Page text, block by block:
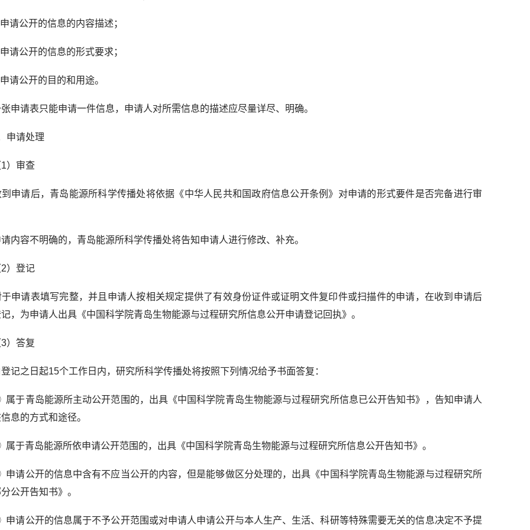
公开的信息的内容描述；
公开的信息的形式要求；
公开的目的和用途。
请表只能申请一件信息，申请人对所需信息的描述应尽量详尽、明确。
请处理
审查
请后，青岛能源所科学传播处将依据《中华人民共和国政府信息公开条例》对申请的形式要件是否完备进行审
容不明确的，青岛能源所科学传播处将告知申请人进行修改、补充。
登记
请表填写完整，并且申请人按相关规定提供了有效身份证件或证明文件复印件或扫描件的申请，在收到申请后
，为申请人出具《中国科学院青岛生物能源与过程研究所信息公开申请登记回执》。
答复
之日起15个工作日内，研究所科学传播处将按照下列情况给予书面答复：
青岛能源所主动公开范围的，出具《中国科学院青岛生物能源与过程研究所信息已公开告知书》，告知申请人
息的方式和途径。
青岛能源所依申请公开范围的，出具《中国科学院青岛生物能源与过程研究所信息公开告知书》。
公开的信息中含有不应当公开的内容，但是能够做区分处理的，出具《中国科学院青岛生物能源与过程研究所
公开告知书》。
公开的信息属于不予公开范围或对申请人申请公开与本人生产、生活、科研等特殊需要无关的信息决定不予提